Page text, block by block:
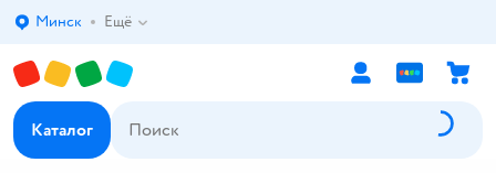
Выбор адреса доставки.
Минск Ещё
Каталог